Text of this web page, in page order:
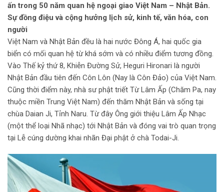
ấn trong 50 năm quan hệ ngoại giao Việt Nam – Nhật Bản.
Sự đồng điệu và cộng hưởng lịch sử, kinh tế, văn hóa, con
người
Việt Nam và Nhật Bản đều là hai nước Đông Á, hai quốc gia
biển có mối quan hệ từ khá sớm và có nhiều điểm tương đồng.
Vào Thế kỷ thứ 8, Khiễn Đường Sử, Heguri Hironari là người
Nhật Bản đầu tiên đến Côn Lôn (Nay là Côn Đảo) của Việt Nam.
Cũng thời điểm này, nhà sư phật triết Từ Lâm Ấp (Chăm Pa, nay
thuộc miền Trung Việt Nam) đến thăm Nhật Bản và sống tại
chùa Daian Ji, Tỉnh Naru. Từ đây Ông giới thiệu Lâm Ấp Nhạc
(một thể loại Nhã nhạc) tới Nhật Bản và đóng vai trò quan trọng
tại Lễ cúng dường khai nhãn Đại phật ở chà Todai-Ji.